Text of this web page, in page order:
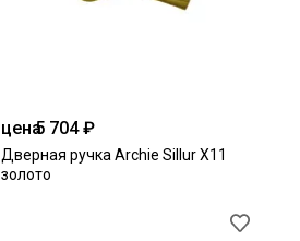
цена5 704 ₽
Дверная ручка Archie Sillur X11
золото